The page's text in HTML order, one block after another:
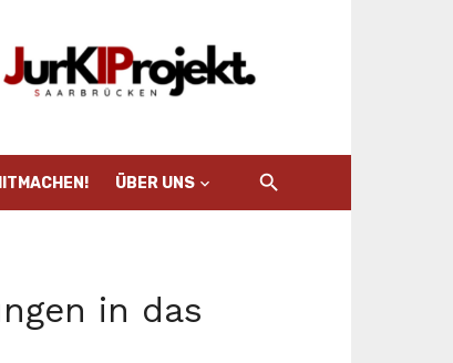
ÜBER UNS
in das